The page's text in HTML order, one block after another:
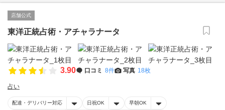
店舗公式
東洋正統占術・アチャラナータ
3.90 口コミ 8件 写真 18枚
占い
配達・デリバリー対応 日祝OK 早朝OK